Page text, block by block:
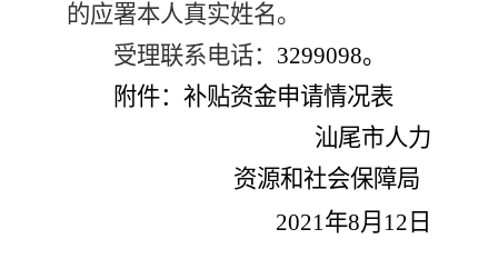
的应署本人真实姓名。
受理联系电话： 3299098。
附件：补贴资金申请情况表
汕尾市人力
资源和社会保障局
2021年8月 12 日